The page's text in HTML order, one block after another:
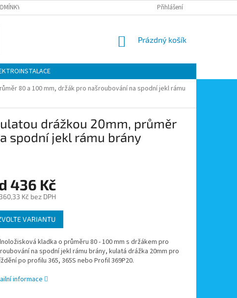
OCHRANY OSOBNÍCH ÚDAJŮ MOJE OBJEDNÁVKA
Přihlášení
NÁKUPNÍ
Prázdný košík
80 a 100 mm, držák pro našroubování na spodní jekl rámu
drážkou 20mm, průměr
spodní jekl rámu brány
436 Kč
Kčbez DPH
VARIANTU
kladka o průměru 80 - 100 mm s držákem pro
na spodní jekl rámu brány, kulatá drážka 20mm pro
po profilu 365, 365S nebo Profil 369P20.
informace